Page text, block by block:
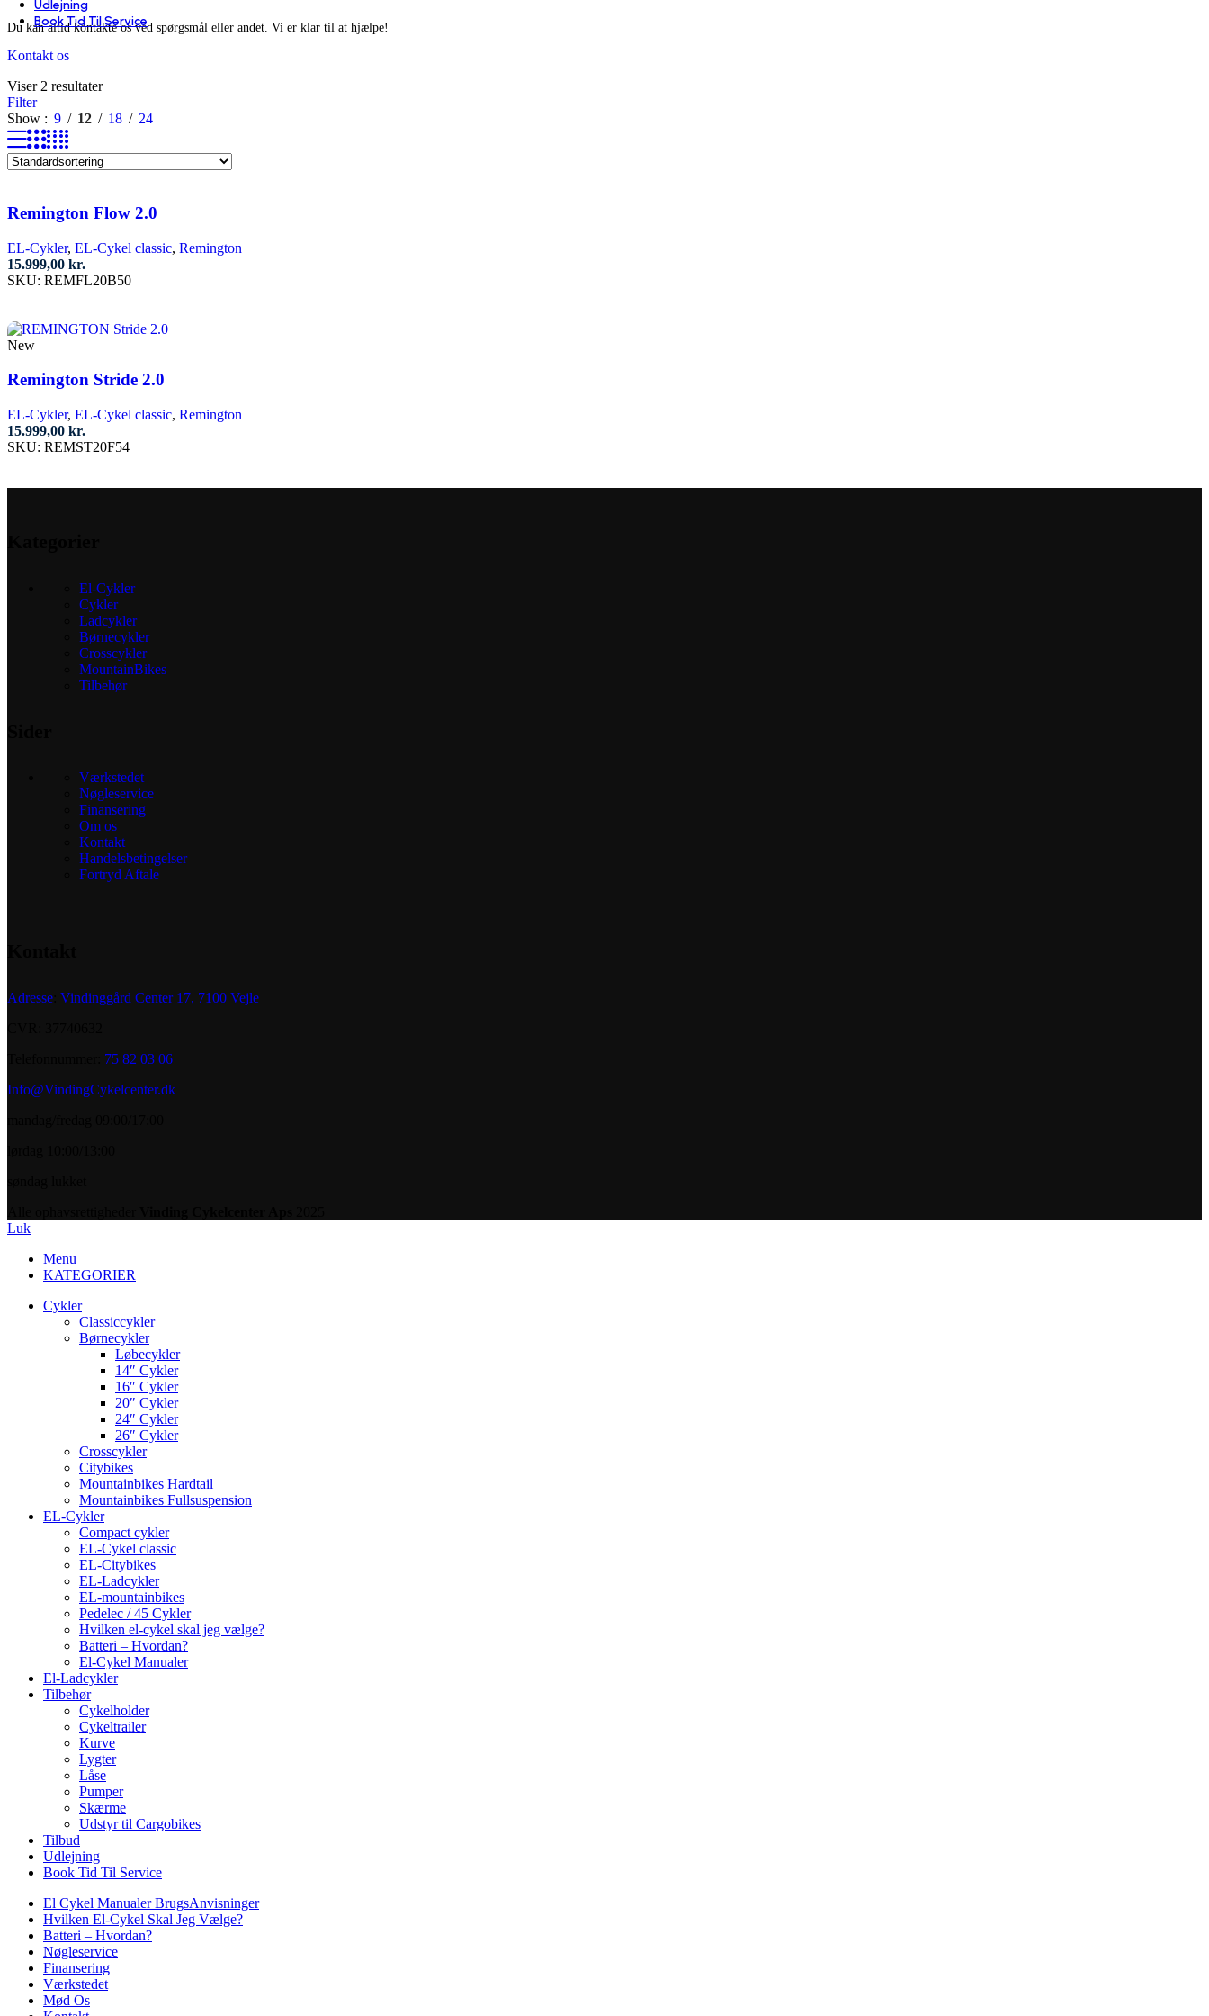
Udlejning
Book Tid Til Service
Du kan altid kontakte os ved spørgsmål eller andet. Vi er klar til at hjælpe!
Kontakt os
Viser 2 resultater
Filter
Show
9 12 18 24
Remington Flow 2.0
EL-Cykler, EL-Cykel classic, Remington
15.999,00 kr.
SKU: REMFL20B50
New
Remington Stride 2.0
EL-Cykler, EL-Cykel classic, Remington
15.999,00 kr.
SKU: REMST20F54
El-Cykler
Cykler
Ladcykler
Børnecykler
Crosscykler
MountainBikes
Tilbehør
Værkstedet
Nøgleservice
Finansering
Om os
Kontakt
Handelsbetingelser
Fortryd Aftale
Adresse Vindinggård Center 17, 7100 Vejle
75 82 03 06
Info@VindingCykelcenter.dk
Luk
Menu
KATEGORIER
Cykler
Classiccykler
Børnecykler
Løbecykler
14″ Cykler
16″ Cykler
20″ Cykler
24″ Cykler
26″ Cykler
Crosscykler
Citybikes
Mountainbikes Hardtail
Mountainbikes Fullsuspension
EL-Cykler
Compact cykler
EL-Cykel classic
EL-Citybikes
EL-Ladcykler
EL-mountainbikes
Pedelec / 45 Cykler
Hvilken el-cykel skal jeg vælge?
Batteri – Hvordan?
El-Cykel Manualer
El-Ladcykler
Tilbehør
Cykelholder
Cykeltrailer
Kurve
Lygter
Låse
Pumper
Skærme
Udstyr til Cargobikes
Tilbud
Udlejning
Book Tid Til Service
El Cykel Manualer BrugsAnvisninger
Hvilken El-Cykel Skal Jeg Vælge?
Batteri – Hvordan?
Nøgleservice
Finansering
Værkstedet
Mød Os